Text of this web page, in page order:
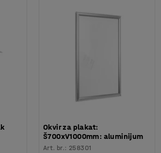
Okvir za plakat:
Š700xV1000mm: aluminijum
Art. br.: 258301